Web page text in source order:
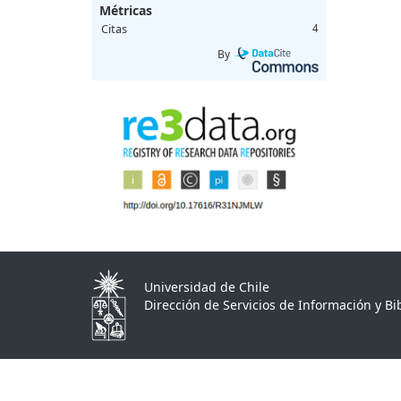
Métricas
Citas 4
By
Universidad de Chile
Dirección de Servicios de Información y